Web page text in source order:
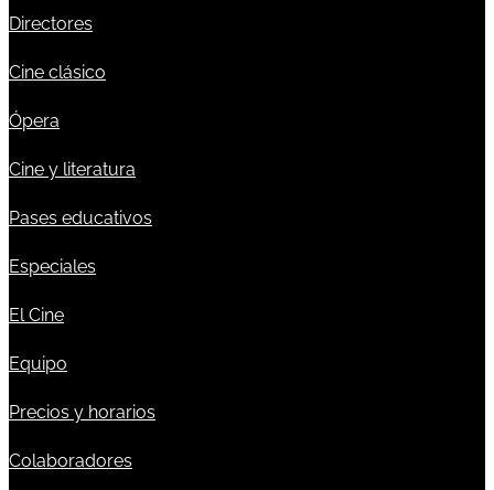
Directores
Cine clásico
Ópera
Cine y literatura
Pases educativos
Especiales
El Cine
Equipo
Precios y horarios
Colaboradores